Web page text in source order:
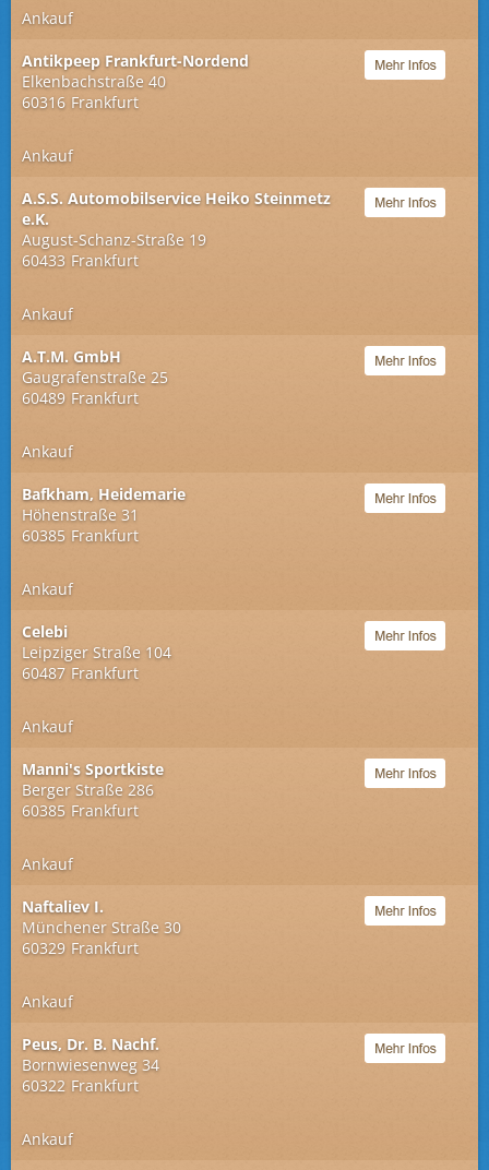
Ankauf
Antikpeep Frankfurt-Nordend
Elkenbachstraße 40
60316 Frankfurt
Ankauf
A.S.S. Automobilservice Heiko Steinmetz
e.K.
August-Schanz-Straße 19
60433 Frankfurt
Ankauf
A.T.M. GmbH
Gaugrafenstraße 25
60489 Frankfurt
Ankauf
Bafkham, Heidemarie
Höhenstraße 31
60385 Frankfurt
Ankauf
Celebi
Leipziger Straße 104
60487 Frankfurt
Ankauf
Manni's Sportkiste
Berger Straße 286
60385 Frankfurt
Ankauf
Naftaliev I.
Münchener Straße 30
60329 Frankfurt
Ankauf
Peus, Dr. B. Nachf.
Bornwiesenweg 34
60322 Frankfurt
Ankauf